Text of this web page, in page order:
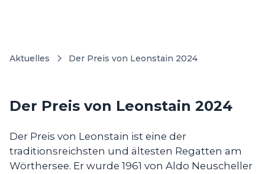
Aktuelles Der Preis von Leonstain 2024
Der Preis von Leonstain 2024
Der Preis von Leonstain ist eine der
traditionsreichsten und ältesten Regatten am
Wörthersee. Er wurde 1961 von Aldo Neuscheller